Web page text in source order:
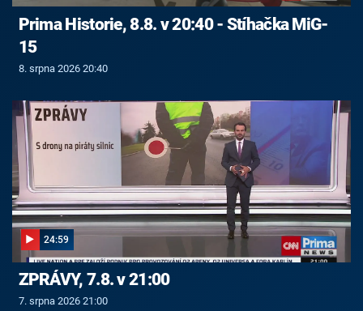
Prima Historie, 8.8. v 20:40 - Stíhačka MiG-
15
8. srpna 2026 20:40
24:59
ZPRÁVY, 7.8. v 21:00
7. srpna 2026 21:00